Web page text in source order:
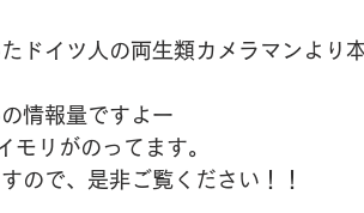
ドイツ人の両生類カメラマンより
情報量ですよー
モリがのってます。
ので、是非ご覧ください！！